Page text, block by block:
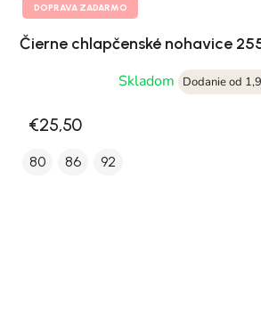
DOPRAVA ZADARMO
Čierne chlapčenské nohavice
Skladom
Dodanie od
€25,50
80 86 92